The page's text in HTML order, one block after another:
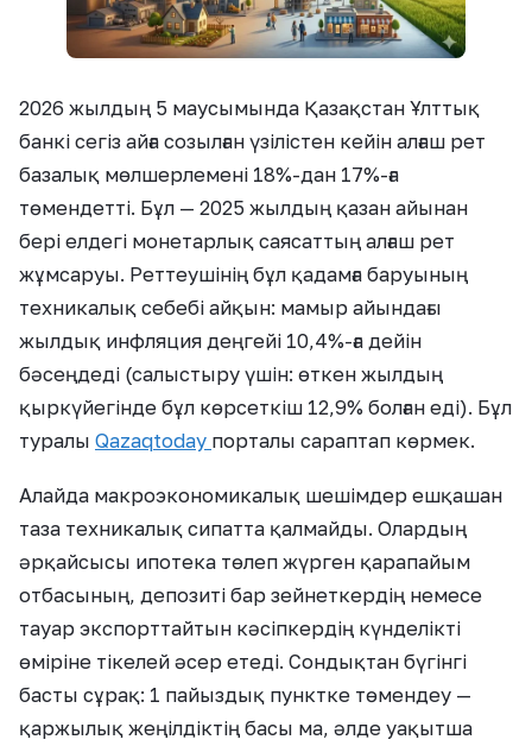
2026 жылдың 5 маусымында Қазақстан Ұлттық
банкі сегіз айға созылған үзілістен кейін алғаш рет
базалық мөлшерлемені 18%-дан 17%-ға
төмендетті. Бұл — 2025 жылдың қазан айынан
бері елдегі монетарлық саясаттың алғаш рет
жұмсаруы. Реттеушінің бұл қадамға баруының
техникалық себебі айқын: мамыр айындағы
жылдық инфляция деңгейі 10,4%-ға дейін
бәсеңдеді (салыстыру үшін: өткен жылдың
қыркүйегінде бұл көрсеткіш 12,9% болған еді). Бұл
туралы Qazaqtoday порталы сараптап көрмек.
Алайда макроэкономикалық шешімдер ешқашан
таза техникалық сипатта қалмайды. Олардың
әрқайсысы ипотека төлеп жүрген қарапайым
отбасының, депозиті бар зейнеткердің немесе
тауар экспорттайтын кәсіпкердің күнделікті
өміріне тікелей әсер етеді. Сондықтан бүгінгі
басты сұрақ: 1 пайыздық пунктке төмендеу —
қаржылық жеңілдіктің басы ма, әлде уақытша